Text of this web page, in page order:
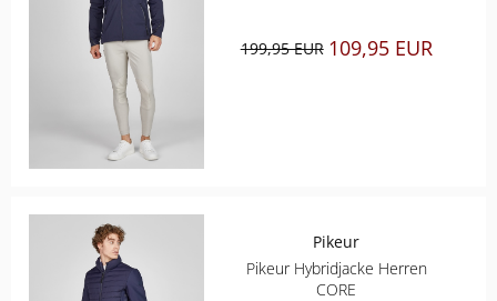
199,95 EUR 109,95 EUR
Pikeur
Pikeur Hybridjacke Herren
CORE